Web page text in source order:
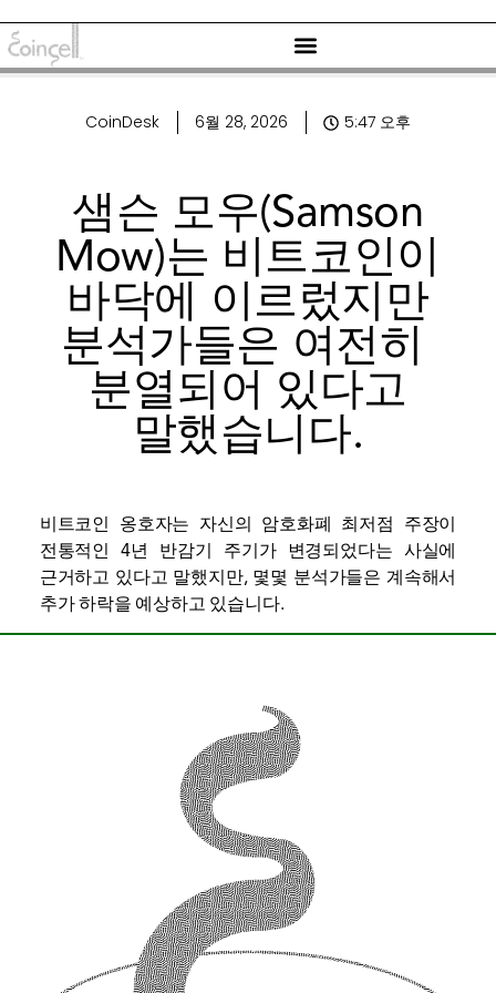
CoinDesk 6월 28, 2026 5:47 오후
샘슨 모우(Samson
Mow)는 비트코인이
바닥에 이르렀지만
분석가들은 여전히 ​​
분열되어 있다고
말했습니다.
비트코인 옹호자는 자신의 암호화폐 최저점 주장이
전통적인 4년 반감기 주기가 변경되었다는 사실에
근거하고 있다고 말했지만, 몇몇 분석가들은 계속해서
추가 하락을 예상하고 있습니다.